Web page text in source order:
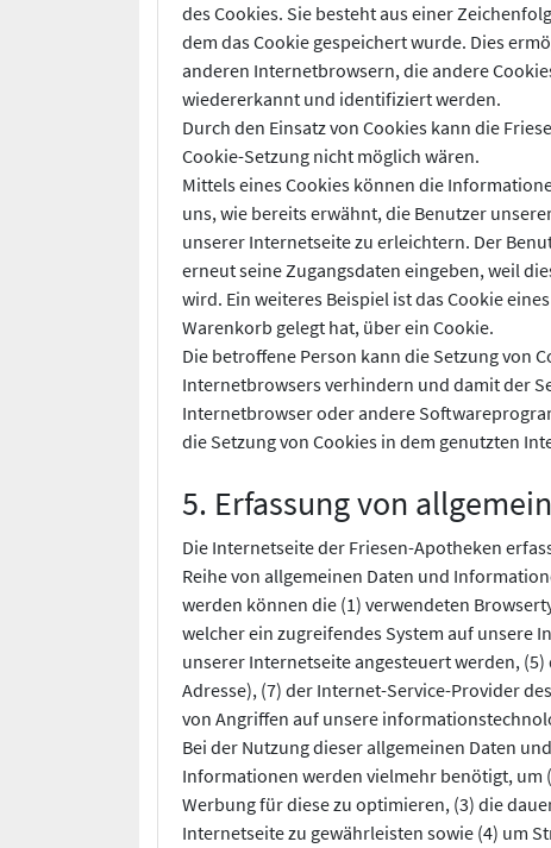
des Cookies. Sie besteht aus einer
dem das Cookie gespeichert wurde. Dies
anderen Internetbrowsern, die andere
wiedererkannt und identifiziert werden.
Durch den Einsatz von Cookies kann die
Cookie-Setzung nicht möglich wären.
Mittels eines Cookies können die
uns, wie bereits erwähnt, die Benutzer
unserer Internetseite zu erleichtern. Der
erneut seine Zugangsdaten eingeben, weil
wird. Ein weiteres Beispiel ist das Cookie
Warenkorb gelegt hat, über ein Cookie.
Die betroffene Person kann die Setzung von
Internetbrowsers verhindern und damit der
Internetbrowser oder andere
die Setzung von Cookies in dem genutzten
5. Erfassung von
Die Internetseite der Friesen-Apotheken
Reihe von allgemeinen Daten und
werden können die (1) verwendeten
welcher ein zugreifendes System auf unsere
unserer Internetseite angesteuert werden,
Adresse), (7) der Internet-Service-Provider
von Angriffen auf unsere
Bei der Nutzung dieser allgemeinen Daten
Informationen werden vielmehr benötigt, um
Werbung für diese zu optimieren, (3) die
Internetseite zu gewährleisten sowie (4) um